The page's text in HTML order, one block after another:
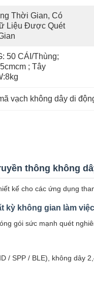
Thời Gian, Có
Liệu Được Quét
50 CÁI/Thùng;
; Tây
vạch không dây di
thông không
kế cho các ứng dụng
kỳ không gian làm
gói sức mạnh quét
/ SPP / BLE), không dây